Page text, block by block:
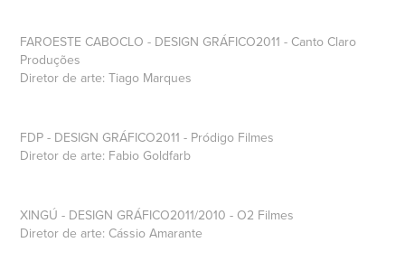
FAROESTE CABOCLO - DESIGN GRÁFICO2011 - Canto Claro
Produções
Diretor de arte: Tiago Marques
FDP - DESIGN GRÁFICO2011 - Pródigo Filmes
Diretor de arte: Fabio Goldfarb
XINGÚ - DESIGN GRÁFICO2011/2010 - O2 Filmes
Diretor de arte: Cássio Amarante